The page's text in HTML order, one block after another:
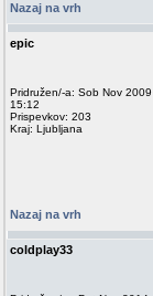
Nazaj na vrh
epic
Pridružen/-a: Sob Nov 2009
15:12
Prispevkov: 203
Kraj: Ljubljana
Nazaj na vrh
coldplay33